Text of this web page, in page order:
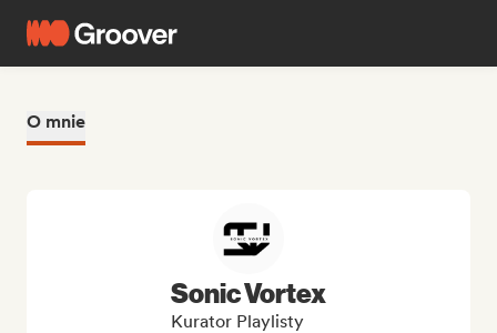
O mnie
Sonic Vortex
Kurator Playlisty